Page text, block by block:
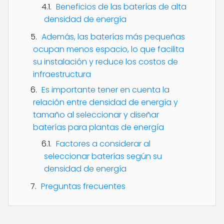
Beneficios de las baterías de alta
densidad de energía
Además, las baterías más pequeñas
ocupan menos espacio, lo que facilita
su instalación y reduce los costos de
infraestructura
Es importante tener en cuenta la
relación entre densidad de energía y
tamaño al seleccionar y diseñar
baterías para plantas de energía
Factores a considerar al
seleccionar baterías según su
densidad de energía
Preguntas frecuentes